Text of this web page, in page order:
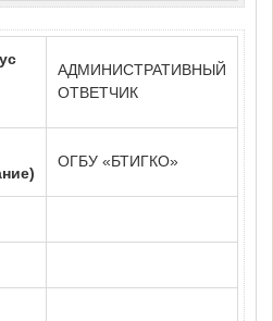
АДМИНИСТРАТИВНЫЙ
ОТВЕТЧИК
ОГБУ «БТИГКО»